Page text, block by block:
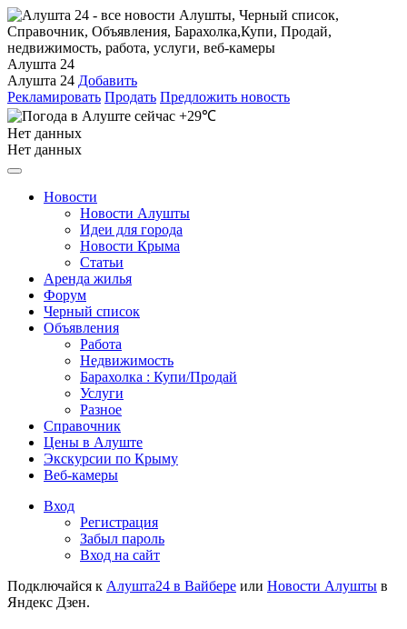
Алушта 24
Алушта 24 Добавить
Рекламировать Продать Предложить новость
+29℃
Нет данных
Нет данных
Новости
Новости Алушты
Идеи для города
Новости Крыма
Статьи
Аренда жилья
Форум
Черный список
Объявления
Работа
Недвижимость
Барахолка : Купи/Продай
Услуги
Разное
Справочник
Цены в Алуште
Экскурсии по Крыму
Веб-камеры
Вход
Регистрация
Забыл пароль
Вход на сайт
Подключайся к Алушта24 в Вайбере или Новости Алушты в
Яндекс Дзен.